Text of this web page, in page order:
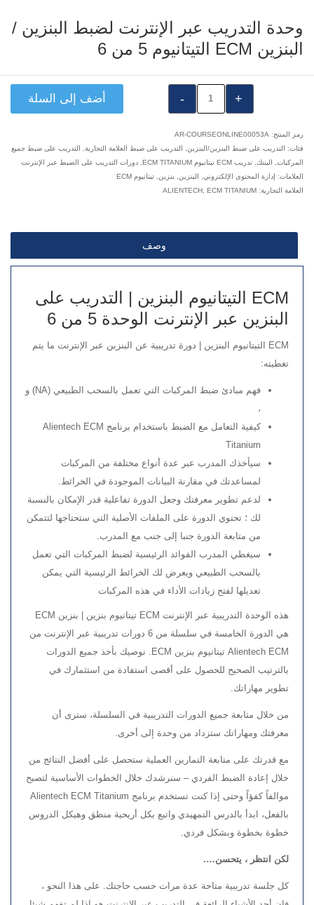
وحدة التدريب عبر الإنترنت لضبط البنزين /
البنزين ECM التيتانيوم 5 من 6
أضف إلى السلة
رمز المنتج: AR-COURSEONLINE00053A
فئات: التدريب على ضبط البنزين/البنزين التدريب على ضبط العلامة التجارية
التدريب على ضبط جميع
المركبات
الينتك تدريب ECM تيتانيوم ECM TITANIUM
دورات التدريب على الضبط عبر الإنترنت
العلامات: إدارة المحتوى الإلكتروني البنزين بنزين
تيتانيوم ECM
العلامة التجارية:
ALIENTECH ECM TITANIUM
وصف
ECM التيتانيوم البنزين | التدريب على
البنزين عبر الإنترنت الوحدة 5 من 6
ECM التيتانيوم البنزين | دورة تدريبية عن البنزين عبر الإنترنت ما يتم
تغطيته:
فهم مبادئ ضبط المركبات التي تعمل بالسحب الطبيعي (NA) و
،
كيفية التعامل مع الضبط باستخدام برنامج Alientech ECM
Titanium
سيأخذك المدرب عبر عدة أنواع مختلفة من المركبات
لمساعدتك في مقارنة البيانات الموجودة في الخرائط.
لدعم تطوير معرفتك وجعل الدورة تفاعلية قدر الإمكان بالنسبة
لك ؛ تحتوي الدورة على الملفات الأصلية التي ستحتاجها لتتمكن
من متابعة الدورة جنبا إلى جنب مع المدرب.
سيغطي المدرب الفوائد الرئيسية لضبط المركبات التي تعمل
بالسحب الطبيعي ويعرض لك الخرائط الرئيسية التي يمكن
تعديلها لفتح زيادات الأداء في هذه المركبات
هذه الوحدة التدريبية عبر الإنترنت ECM تيتانيوم بنزين | بنزين ECM
هي الدورة الخامسة في سلسلة من 6 دورات تدريبية عبر الإنترنت من
Alientech ECM تيتانيوم بنزين ECM. نوصيك بأخذ جميع الدورات
بالترتيب الصحيح للحصول على أقصى استفادة من استثمارك في
تطوير مهاراتك.
من خلال متابعة جميع الدورات التدريبية في السلسلة، سترى أن
معرفتك ومهاراتك ستزداد من وحدة إلى أخرى.
مع قدرتك على متابعة التمارين العملية ستحصل على أفضل النتائج من
خلال إعادة الضبط الفردي – سنرشدك خلال الخطوات الأساسية لتصبح
موالفاً كفؤاً وحتى إذا كنت تستخدم برنامج Alientech ECM Titanium
بالفعل، ابدأ بالدرس التمهيدي واتبع بكل أريحية منطق وهيكل الدروس
خطوة بخطوة وبشكل فردي.
لكن انتظر ، يتحسن….
كل جلسة تدريبية متاحة عدة مرات حسب حاجتك. على هذا النحو ،